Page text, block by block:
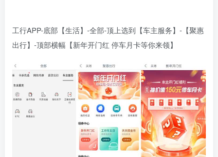
工行APP-底部【生活】-全部-顶上选到【车主服务】-【聚惠
出行】-顶部横幅【新年开门红 停车月卡等你来领】